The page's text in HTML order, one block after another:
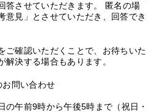
答させていただきます。 匿名の場
意見」とさせていただき、回答でき
ご確認いただくことで、お待ちいた
解決する場合もあります。
お問い合わせ
の午前9時から午後5時まで（祝日・